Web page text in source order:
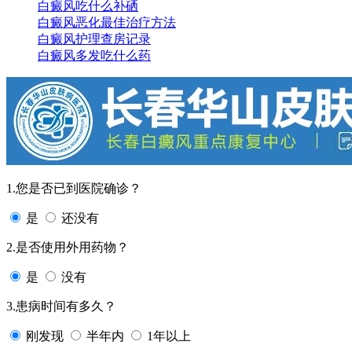
白癜风吃什么补硒
白癜风恶化最佳治疗方法
白癜风护理查房记录
白癜风多发吃什么药
1.您是否已到医院确诊？
是 还没有
2.是否使用外用药物？
是 没有
3.患病时间有多久？
刚发现 半年内 1年以上